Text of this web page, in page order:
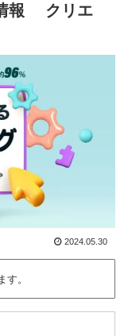
情報 クリエ
2024.05.30
。